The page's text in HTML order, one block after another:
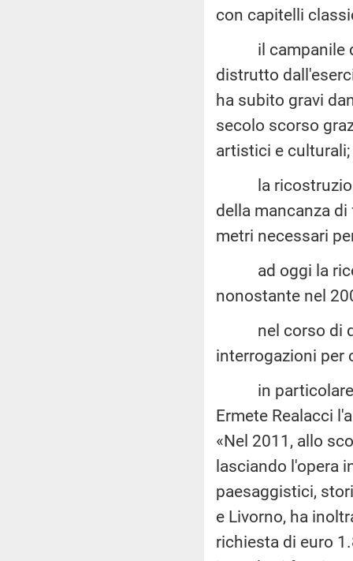
con capitelli
il campanile
distrutto
ha subito gravi
secolo scorso
artistici e culturali;
la ricostruzione
della mancanza
metri necessari
ad oggi la
nonostante nel
nel corso di
interrogazioni per
in particolare
Ermete Realacci
«Nel 2011, allo
lasciando l'opera
paesaggistici,
e Livorno, ha
richiesta di euro